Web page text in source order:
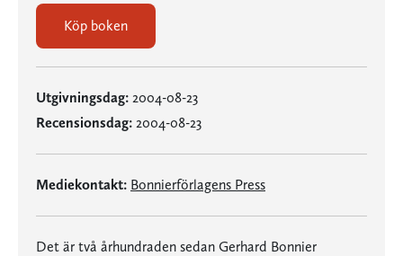
Köp boken
Utgivningsdag: 2004-08-23
Recensionsdag: 2004-08-23
Mediekontakt: Bonnierförlagens Press
Det är två århundraden sedan Gerhard Bonnier